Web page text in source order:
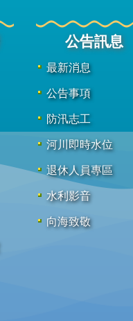
公告訊息
最新消息
公告事項
防汛志工
河川即時水位
退休人員專區
水利影音
向海致敬